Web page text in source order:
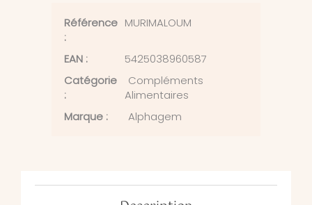
Référence
:
MURIMALOUM
EAN :
5425038960587
Catégorie
:
Compléments
Alimentaires
Marque :
Alphagem